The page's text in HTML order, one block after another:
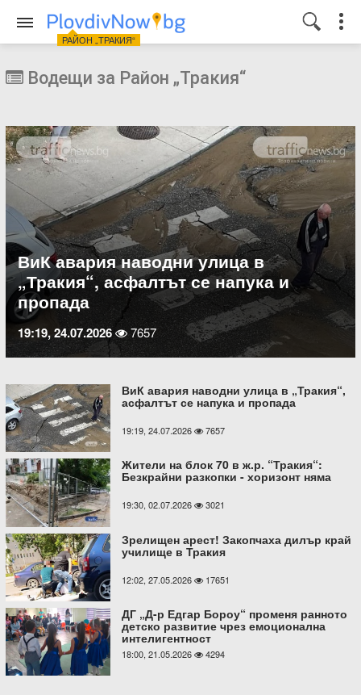
РАЙОН „ТРАКИЯ“
Водещи за Район „Тракия“
ВиК авария наводни улица в
„Тракия“, асфалтът се напука и
пропада
19:19, 24.07.2026 7657
ВиК авария наводни улица в „Тракия“,
асфалтът се напука и пропада
19:19, 24.07.2026 7657
Жители на блок 70 в ж.р. “Тракия“:
Безкрайни разкопки - хоризонт няма
19:30, 02.07.2026 3021
Зрелищен арест! Закопчаха дилър край
училище в Тракия
12:02, 27.05.2026 17651
ДГ „Д-р Едгар Бороу“ променя ранното
детско развитие чрез емоционална
интелигентност
18:00, 21.05.2026 4294